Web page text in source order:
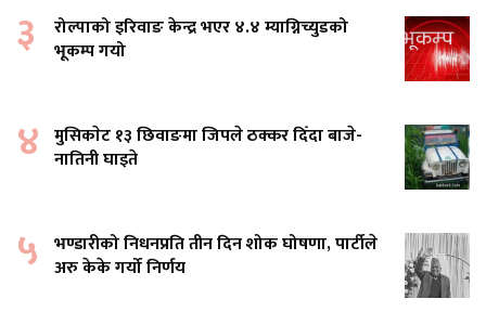
३
रोल्पाको इरिवाङ केन्द्र भएर ४.४ म्याग्निच्युडको
भूकम्प गयो
४ मुसिकाेट १३ छिवाङमा जिपले ठक्कर दिँदा बाजे-
नातिनी घाइते
५ भण्डारीको निधनप्रति तीन दिन शोक घोषणा, पार्टीले
अरु केके गर्यो निर्णय